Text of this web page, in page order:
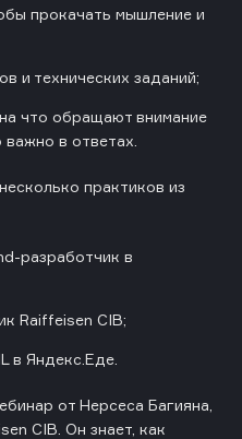
прокачать мышление и
и технических заданий;
что обращают внимание
в ответах.
практиков из
разработчик в
Raiffeisen CIB;
в Яндекс.Еде.
от Нерсеса Багияна,
CIB . Он знает, как